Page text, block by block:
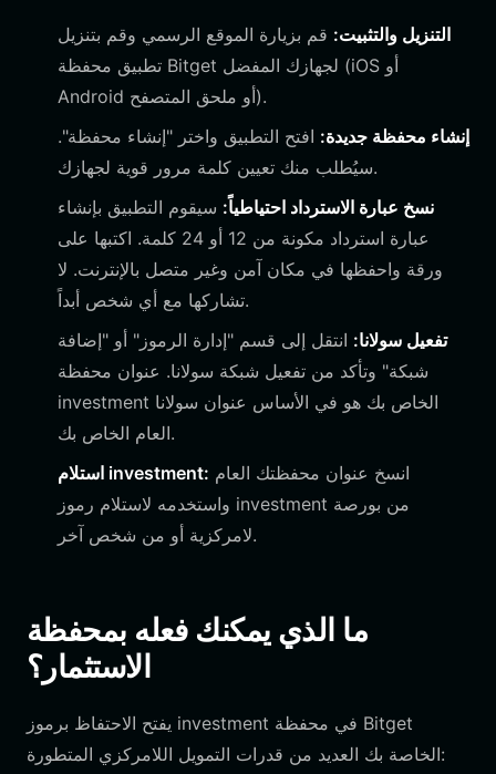
التنزيل والتثبيت: قم بزيارة الموقع الرسمي وقم بتنزيل
تطبيق محفظة Bitget لجهازك المفضل (iOS أو
Android أو ملحق المتصفح).
إنشاء محفظة جديدة: افتح التطبيق واختر "إنشاء محفظة".
سيُطلب منك تعيين كلمة مرور قوية لجهازك.
نسخ عبارة الاسترداد احتياطياً: سيقوم التطبيق بإنشاء
عبارة استرداد مكونة من 12 أو 24 كلمة. اكتبها على
ورقة واحفظها في مكان آمن وغير متصل بالإنترنت. لا
تشاركها مع أي شخص أبداً.
تفعيل سولانا: انتقل إلى قسم "إدارة الرموز" أو "إضافة
شبكة" وتأكد من تفعيل شبكة سولانا. عنوان محفظة
investment
العام الخاص بك.
investment:
investment
لامركزية أو من شخص آخر.
ما الذي يمكنك فعله بمحفظة
الاستثمار؟
investment
الخاصة بك العديد من قدرات التمويل اللامركزي المتطورة: